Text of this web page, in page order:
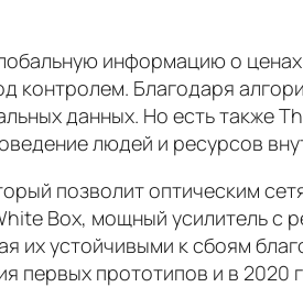
информацию о
Благодаря
данных. Но есть также
людей и ресурсов
позволит оптическим
Box, мощный усилитель с
их устойчивыми к сбоям
прототипов и в 2020